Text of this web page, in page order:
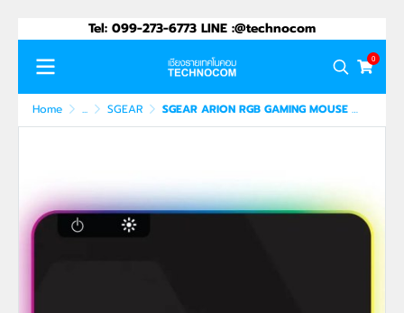
Tel: 099-273-6773 LINE :@technocom
0
Home ... SGEAR SGEAR ARION RGB GAMING MOUSE PAD (GAAI-ARION)